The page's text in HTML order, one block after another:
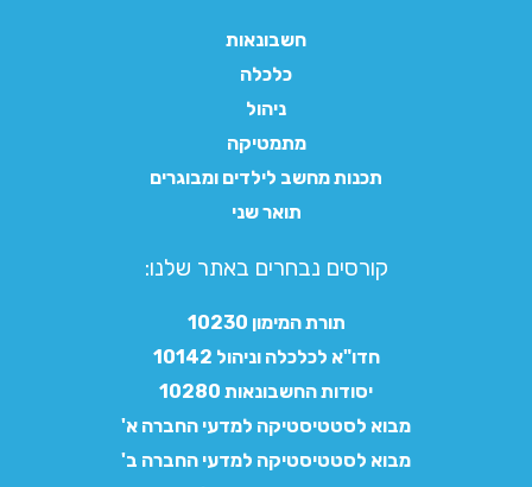
חשבונאות
כלכלה
ניהול
מתמטיקה
תכנות מחשב לילדים ומבוגרים
תואר שני
קורסים נבחרים באתר שלנו:​
תורת המימון 10230
חדו"א לכלכלה וניהול 10142
יסודות החשבונאות 10280
מבוא לסטטיסטיקה למדעי החברה א'
מבוא לסטטיסטיקה למדעי החברה ב'